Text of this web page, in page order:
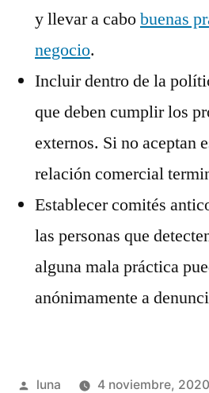
y llevar a cabobuenas
negocio.
Incluir dentro de la
que deben cumplir los
externos. Si no aceptan
relación comercial
Establecer comités
las personas que
alguna mala práctica
anónimamente a
Publicado
luna 4 noviembre, 2020